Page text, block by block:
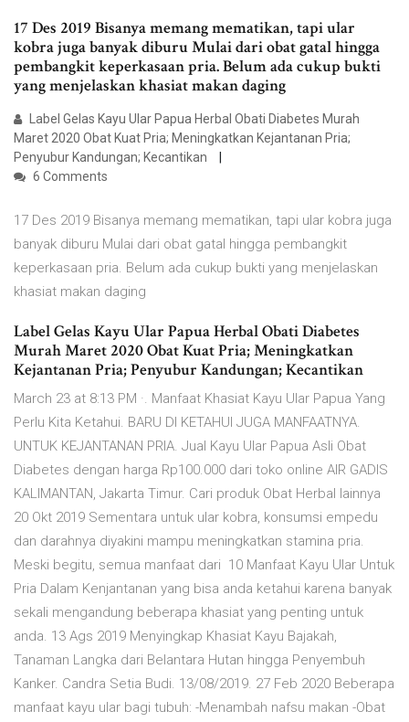
17 Des 2019 Bisanya memang mematikan, tapi ular
kobra juga banyak diburu Mulai dari obat gatal hingga
pembangkit keperkasaan pria. Belum ada cukup bukti
yang menjelaskan khasiat makan daging
Label Gelas Kayu Ular Papua Herbal Obati Diabetes Murah
Maret 2020 Obat Kuat Pria; Meningkatkan Kejantanan Pria;
Penyubur Kandungan; Kecantikan
6 Comments
17 Des 2019 Bisanya memang mematikan, tapi ular kobra juga
banyak diburu Mulai dari obat gatal hingga pembangkit
keperkasaan pria. Belum ada cukup bukti yang menjelaskan
khasiat makan daging
Label Gelas Kayu Ular Papua Herbal Obati Diabetes
Murah Maret 2020 Obat Kuat Pria; Meningkatkan
Kejantanan Pria; Penyubur Kandungan; Kecantikan
March 23 at 8:13 PM ·. Manfaat Khasiat Kayu Ular Papua Yang
Perlu Kita Ketahui. BARU DI KETAHUI JUGA MANFAATNYA.
UNTUK KEJANTANAN PRIA. Jual Kayu Ular Papua Asli Obat
Diabetes dengan harga Rp100.000 dari toko online AIR GADIS
KALIMANTAN, Jakarta Timur. Cari produk Obat Herbal lainnya
20 Okt 2019 Sementara untuk ular kobra, konsumsi empedu
dan darahnya diyakini mampu meningkatkan stamina pria.
Meski begitu, semua manfaat dari 10 Manfaat Kayu Ular Untuk
Pria Dalam Kenjantanan yang bisa anda ketahui karena banyak
sekali mengandung beberapa khasiat yang penting untuk
anda. 13 Ags 2019 Menyingkap Khasiat Kayu Bajakah,
Tanaman Langka dari Belantara Hutan hingga Penyembuh
Kanker. Candra Setia Budi. 13/08/2019. 27 Feb 2020 Beberapa
manfaat kayu ular bagi tubuh: -Menambah nafsu makan -Obat